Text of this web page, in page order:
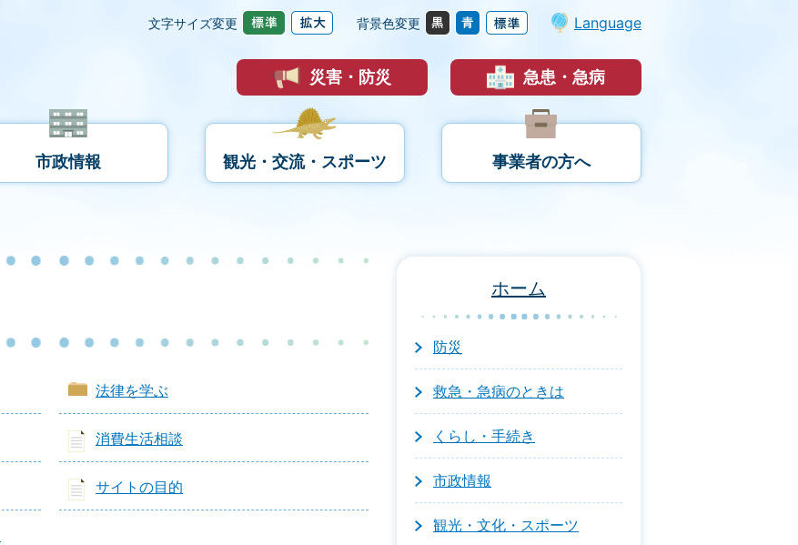
文字サイズ変更 背景色変更 Language
災害・防災 急患・急病
市政情報 観光・交流・スポーツ 事業者の方へ
法律を学ぶ
消費生活相談
サイトの目的
ホーム
防災
救急・急病のときは
くらし・手続き
市政情報
観光・文化・スポーツ